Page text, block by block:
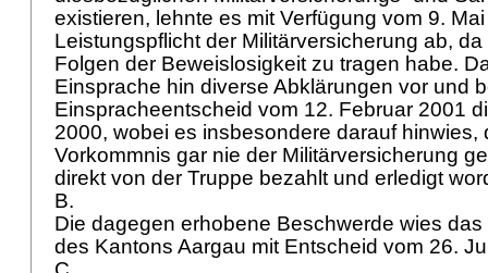
existieren, lehnte es mit Verfügung vom 9.
Leistungspflicht der Militärversicherung ab,
Folgen der Beweislosigkeit zu tragen habe.
Einsprache hin diverse Abklärungen vor und
Einspracheentscheid vom 12. Februar 2001
2000, wobei es insbesondere darauf hinwies,
Vorkommnis gar nie der Militärversicherung
direkt von der Truppe bezahlt und erledigt
B.
Die dagegen erhobene Beschwerde wies
des Kantons Aargau mit Entscheid vom 26.